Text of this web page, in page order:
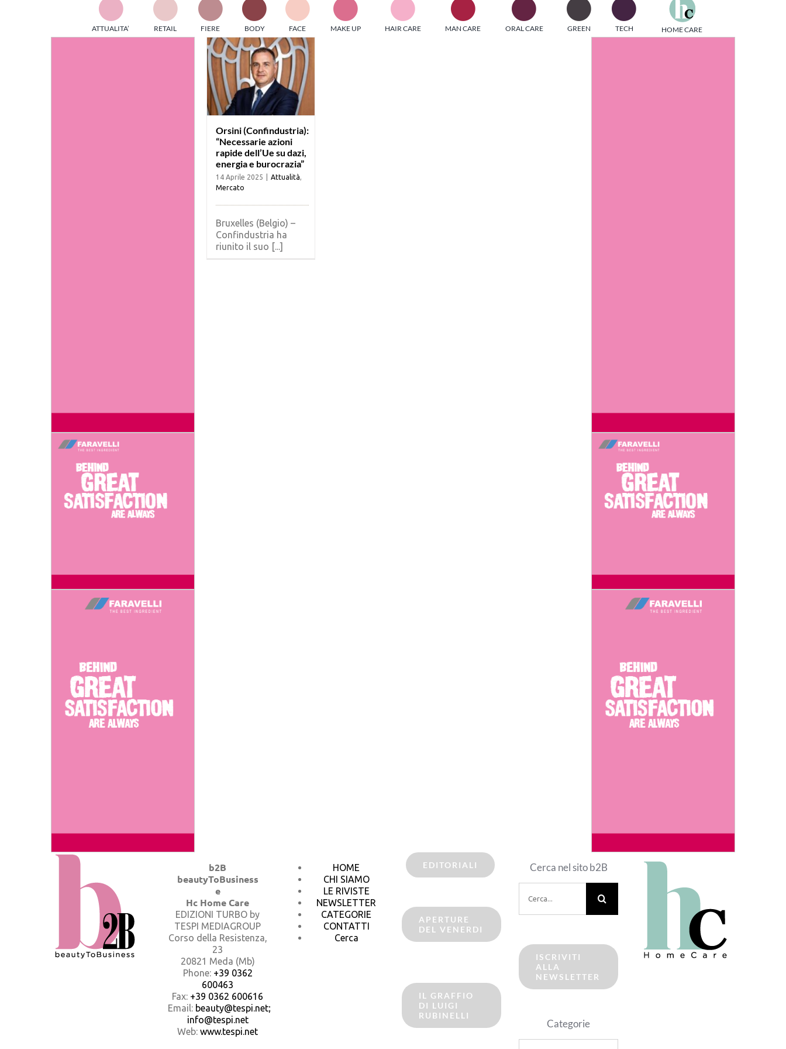
TESPI MEDIAGROUP racchiude un pool di società di comunicazione
ed editrici specializzate nell’informazione b2b. Edizioni Turbo, in
particolare, attraverso numerose riviste verticali, fornisce strumenti di
informazione che coinvolgono gli attori nei settori beauty, food,
technology, entertainment e sport.
Stay tuned!
ATTUALITA’ RETAIL FIERE BODY FACE MAKE UP HAIR CARE MAN CARE ORAL CARE GREEN TECH HOME CARE
Orsini
(Confindustria):
“Necessarie azioni
rapide dell’Ue su
dazi, energia e
burocrazia”
Orsini (Confindustria):
“Necessarie azioni
rapide dell’Ue su dazi,
energia e burocrazia”
14 Aprile 2025 Attualità
Mercato
Bruxelles (Belgio) –
Confindustria ha
riunito il suo [...]
b2B
beautyToBusiness
e
Hc Home Care
EDIZIONI TURBO by
TESPI MEDIAGROUP
Corso della Resistenza,
23
20821 Meda (Mb)
Phone: +39 0362
600463
Fax: +39 0362 600616
Email: beauty@tespi.net;
info@tespi.net
Web: www.tespi.net
HOME
CHI SIAMO
LE RIVISTE
NEWSLETTER
CATEGORIE
CONTATTI
Cerca
EDITORIALI
APERTURE
DEL VENERDI
IL GRAFFIO
DI LUIGI
RUBINELLI
Cerca nel sito b2B
per:
ISCRIVITI
ALLA
NEWSLETTER
Categorie